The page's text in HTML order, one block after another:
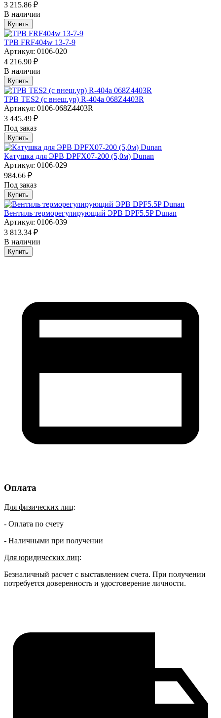
3 215.86 ₽
В наличии
Купить
ТРВ FRF404w 13-7-9
Артикул: 0106-020
4 216.90 ₽
В наличии
Купить
ТРВ TES2 (с внеш.ур) R-404a 068Z4403R
Артикул: 0106-068Z4403R
3 445.49 ₽
Под заказ
Купить
Катушка для ЭРВ DPFX07-200 (5,0м) Dunan
Артикул: 0106-029
984.66 ₽
Под заказ
Купить
Вентиль терморегулирующий ЭРВ DPF5.5P Dunan
Артикул: 0106-039
3 813.34 ₽
В наличии
Купить
Оплата
Для физических лиц:
- Оплата по счету
- Наличными при получении
Для юридических лиц:
Безналичный расчет с выставлением счета. При получении
потребуется доверенность и удостоверение личности.